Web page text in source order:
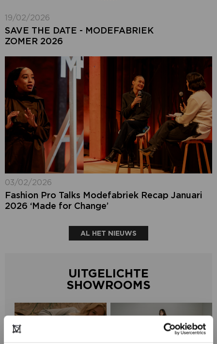
19/02/2026
SAVE THE DATE - MODEFABRIEK
ZOMER 2026
03/02/2026
Fashion Pro Talks Modefabriek Recap Januari
2026 ‘Made for Change’
AL HET NIEUWS
UITGELICHTE
SHOWROOMS